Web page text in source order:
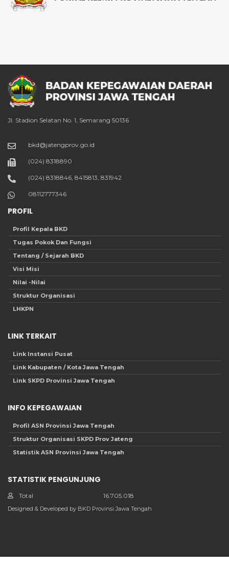
Jl. Stadion Selatan No. 1, Semarang 50136
bkd@jatengprov.go.id
(024) 8318890
(024) 8318846, 8415813, 831942
08112777346
PROFIL
Profil Kepala BKD
Tugas Pokok Dan Fungsi
Tentang / Sejarah BKD
Visi Misi
Nilai -Nilai
Struktur Organisasi
LHKPN
LINK TERKAIT
Link Instansi Pusat
Link Kabupaten / Kota Jawa Tengah
Link SKPD Provinsi Jawa Tengah
INFO KEPEGAWAIAN
Profil ASN Provinsi Jawa Tengah
Struktur Organisasi SKPD Prov Jateng
Statistik ASN Provinsi Jawa Tengah
STATISTIK PENGUNJUNG
Total 16.705.018
Designed & Developed by BKD Provinsi Jawa Tengah